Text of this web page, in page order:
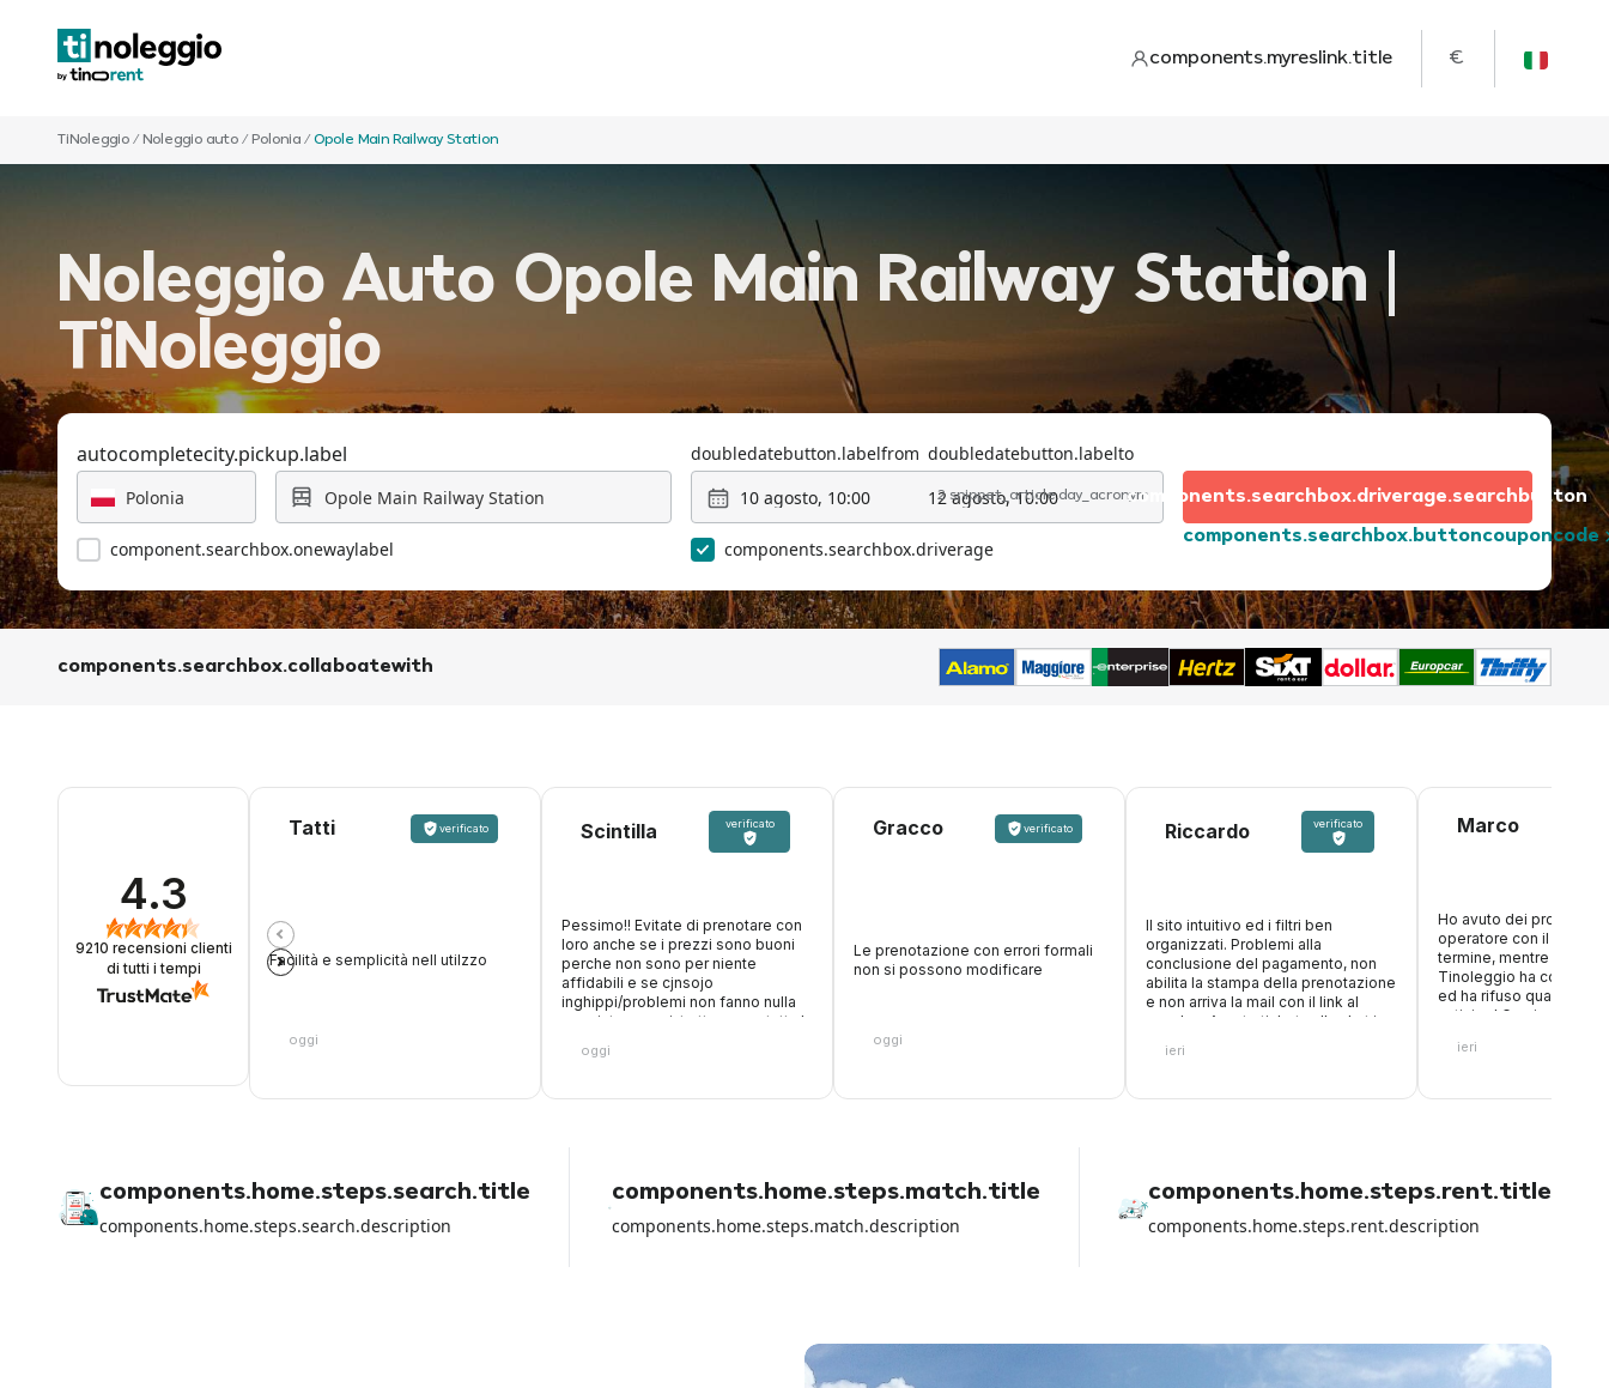
components.myreslink.title €
TiNoleggio / Noleggio auto / Polonia /Opole Main Railway Station
Noleggio Auto Opole Main Railway Station |
TiNoleggio
autocompletecity.pickup.label
component.searchbox.onewaylabel
doubledatebutton.labelfrom doubledatebutton.labelto
10 agosto, 10:00
12 agosto, 10:00
2 snippet_article.day_acronym
components.searchbox.driverage
components.searchbox.buttoncouponcode
components.searchbox.driverage.searchbutton
components.searchbox.collaboatewith
4.3
9210 recensioni clienti
di tutti i tempi
Tatti verificato
Facilità e semplicità nell utilzzo
oggi
Scintilla verificato
Pessimo!! Evitate di prenotare con
loro anche se i prezzi sono buoni
perche non sono per niente
affidabili e se cjnsojo
inghippi/problemi non fanno nulla
oer aiutare, anzi, trattengono tutta la
accettano carte di debito, paghi
accettano la carta con cui hai
loro non hanno fatto NULLA per
aiutarmi a parte girare la colpa sul
rental car dell aeroporto.
oggi
Gracco verificato
Le prenotazione con errori formali
non si possono modificare
oggi
Riccardo verificato
Il sito intuitivo ed i filtri ben
organizzati. Problemi alla
conclusione del pagamento, non
abilita la stampa della prenotazione
e non arriva la mail con il link al
voucher. Aperto ticket sulla chat in
ieri
Marco
Ho avuto dei problemi
operatore con il
termine, mentre ero in
Tinoleggio ha
ed ha rifuso quanto
anticipo! Grazie ancora
ieri
components.home.steps.search.title
components.home.steps.search.description
components.home.steps.match.title
components.home.steps.match.description
components.home.steps.rent.title
components.home.steps.rent.description